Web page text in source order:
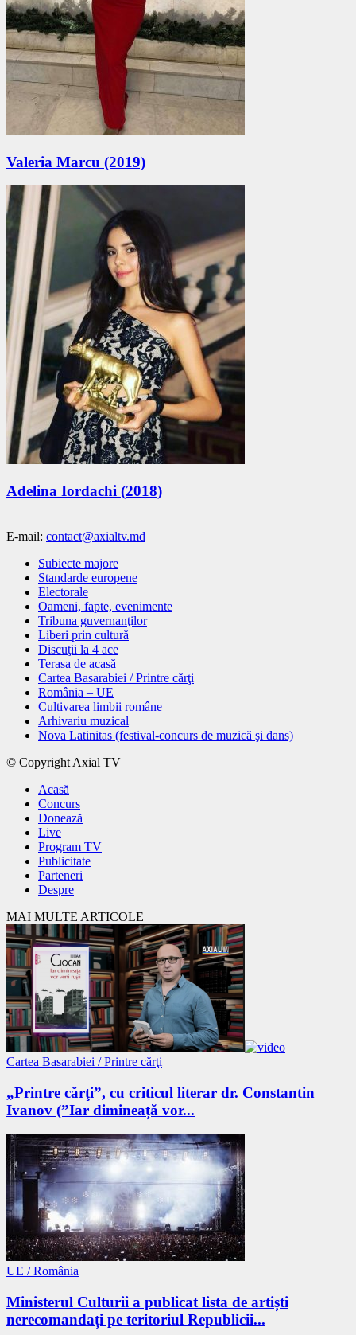
Valeria Marcu (2019)
Adelina Iordachi (2018)
E-mail: contact@axialtv.md
Subiecte majore
Standarde europene
Electorale
Oameni, fapte, evenimente
Tribuna guvernanţilor
Liberi prin cultură
Discuţii la 4 ace
Terasa de acasă
Cartea Basarabiei / Printre cărţi
România – UE
Cultivarea limbii române
Arhivariu muzical
Nova Latinitas (festival-concurs de muzică şi dans)
© Copyright Axial TV
Acasă
Concurs
Donează
Live
Program TV
Publicitate
Parteneri
Despre
MAI MULTE ARTICOLE
Cartea Basarabiei / Printre cărţi
„Printre cărţi”, cu criticul literar dr. Constantin
Ivanov (”Iar dimineață vor...
UE / România
Ministerul Culturii a publicat lista de artiști
nerecomandați pe teritoriul Republicii...